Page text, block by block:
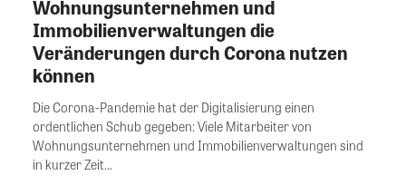
Wohnungsunternehmen und
Immobilienverwaltungen die
Veränderungen durch Corona nutzen
können
Die Corona-Pandemie hat der Digitalisierung einen
ordentlichen Schub gegeben: Viele Mitarbeiter von
Wohnungsunternehmen und Immobilienverwaltungen sind
in kurzer Zeit...